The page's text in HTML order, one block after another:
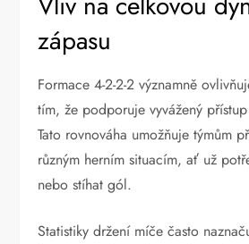
zápasu
Formace 4-2-2-2 významně
tím, že podporuje vyvážený
Tato rovnováha umožňuje týmům
různým herním situacím, ať už
nebo stíhat gól.
Statistiky držení míče často